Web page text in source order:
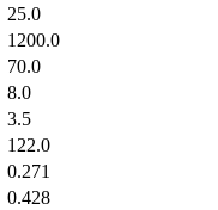
25.0
1200.0
70.0
8.0
3.5
122.0
0.271
0.428